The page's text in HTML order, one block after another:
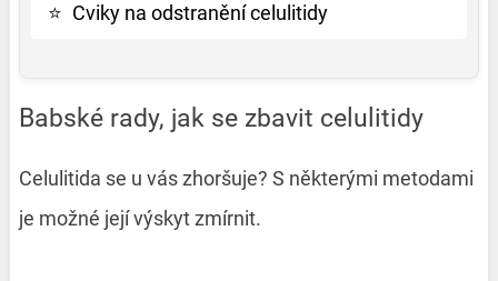
⭐ Cviky na odstranění celulitidy
Babské rady, jak se zbavit celulitidy
Celulitida se u vás zhoršuje? S některými metodami
je možné její výskyt zmírnit.